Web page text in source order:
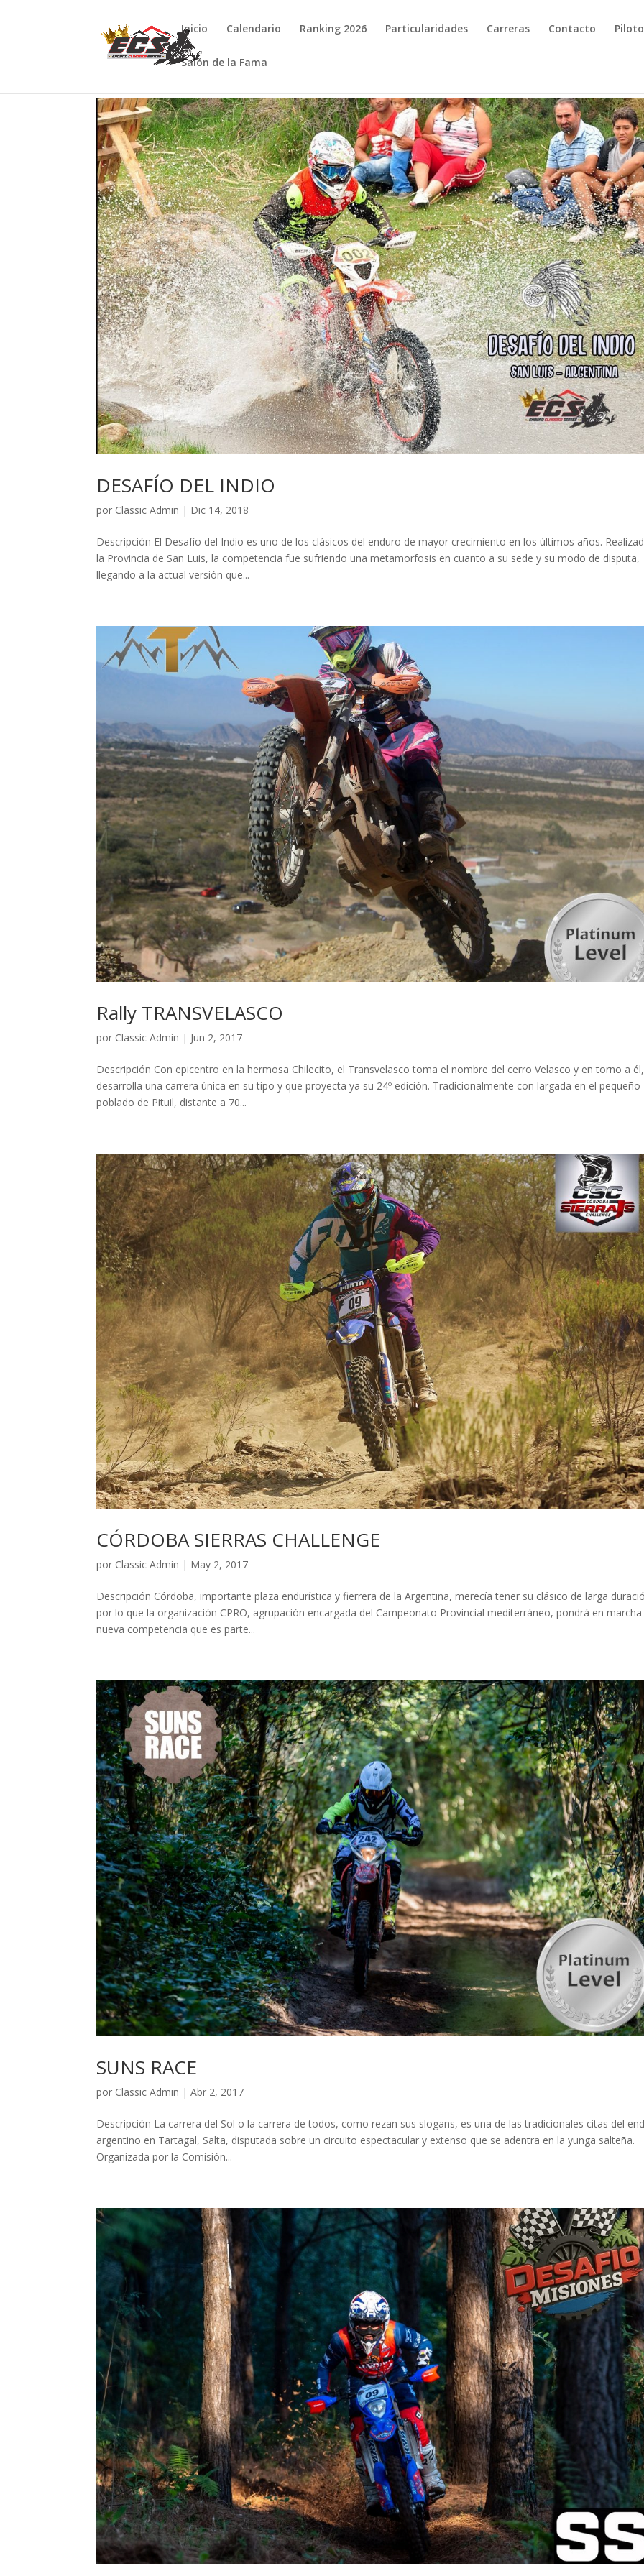
Inicio Calendario Ranking 2026 Particularidades Carreras Contacto
Salón de la Fama
DESAFÍO DEL INDIO
por Classic Admin | Dic 14, 2018
Descripción El Desafío del Indio es uno de los clásicos del enduro de mayor crecimiento en los últimos años.
la Provincia de San Luis, la competencia fue sufriendo una metamorfosis en cuanto a su sede y su modo de disputa,
llegando a la actual versión que...
Rally TRANSVELASCO
por Classic Admin | Jun 2, 2017
Descripción Con epicentro en la hermosa Chilecito, el Transvelasco toma el nombre del cerro Velasco y en torno a él,
desarrolla una carrera única en su tipo y que proyecta ya su 24º edición. Tradicionalmente con largada en el pequeño
poblado de Pituil, distante a 70...
CÓRDOBA SIERRAS CHALLENGE
por Classic Admin | May 2, 2017
Descripción Córdoba, importante plaza endurística y fierrera de la Argentina, merecía tener su clásico de larga
por lo que la organización CPRO, agrupación encargada del Campeonato Provincial mediterráneo, pondrá en
nueva competencia que es parte...
SUNS RACE
por Classic Admin |Abr 2, 2017
Descripción La carrera del Sol o la carrera de todos, como rezan sus slogans, es una de las tradicionales citas del
argentino en Tartagal, Salta, disputada sobre un circuito espectacular y extenso que se adentra en la yunga salteña.
Organizada por la Comisión...